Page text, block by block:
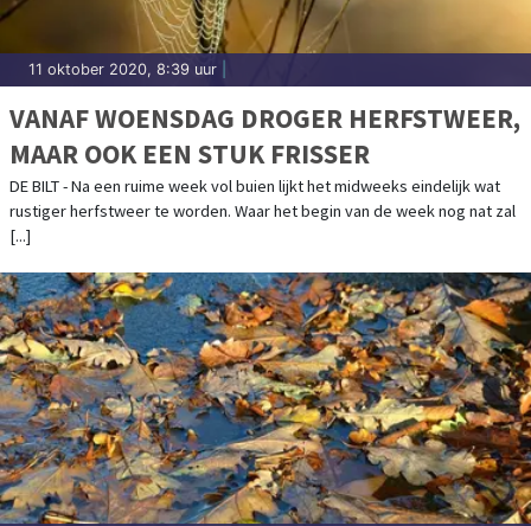
11 oktober 2020, 8:39 uur
VANAF WOENSDAG DROGER HERFSTWEER,
MAAR OOK EEN STUK FRISSER
DE BILT - Na een ruime week vol buien lijkt het midweeks eindelijk wat
rustiger herfstweer te worden. Waar het begin van de week nog nat zal
[...]